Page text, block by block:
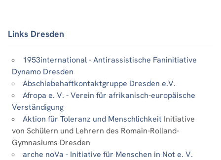
Links Dresden
1953international - Antirassistische Faninitiative
Dynamo Dresden
Abschiebehaftkontaktgruppe Dresden e.V.
Afropa e. V. - Verein für afrikanisch-europäische
Verständigung
Aktion für Toleranz und Menschlichkeit Initiative
von Schülern und Lehrern des Romain-Rolland-
Gymnasiums Dresden
arche noVa - Initiative für Menschen in Not e. V.